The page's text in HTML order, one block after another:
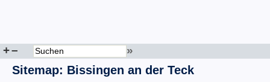
+– »
Sitemap: Bissingen an der Teck